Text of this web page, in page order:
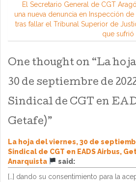
El Secretario General de CGT
una nueva denuncia en Inspección de
tras fallar el Tribunal Superior de
que sufrió
One thought on “La
30 de septiembre de
Sindical de CGT en
Getafe)”
La hoja del viernes, 30 de
Sindical de CGT en EADS Airbus,
Anarquista
said:
[…] dando su consentimiento para la